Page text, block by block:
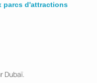
parcs d'attractions
Dubaï.